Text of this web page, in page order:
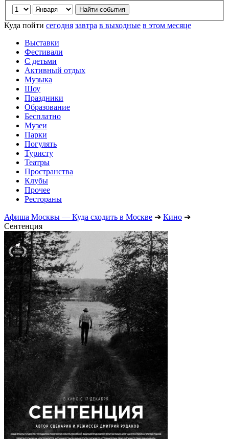
Куда пойти сегодня завтра в выходные в этом месяце
Выставки
Фестивали
С детьми
Активный отдых
Музыка
Шоу
Праздники
Образование
Бесплатно
Музеи
Парки
Погулять
Туристу
Театры
Пространства
Клубы
Прочее
Рестораны
Афиша Москвы — Куда сходить в Москве ➔ Кино ➔
Сентенция